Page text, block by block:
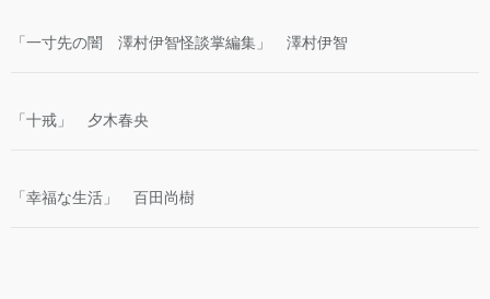
「一寸先の闇 澤村伊智怪談掌編集」 澤村伊智
「十戒」 夕木春央
「幸福な生活」 百田尚樹